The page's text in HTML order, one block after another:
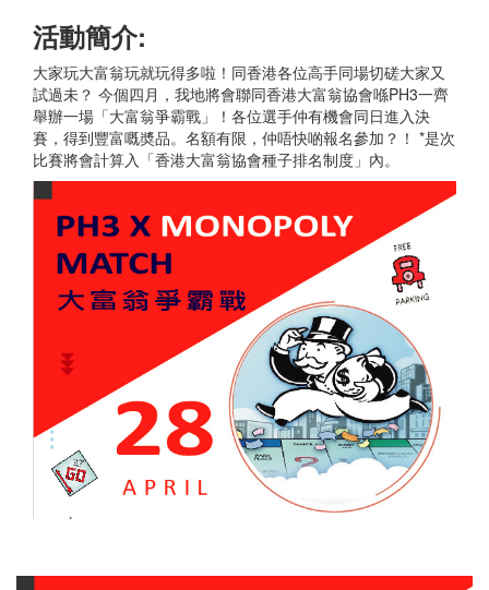
活動簡介:
大家玩大富翁玩就玩得多啦！同香港各位高手同場切磋大家又
試過未？ 今個四月，我地將會聯同香港大富翁協會喺PH3一齊
舉辦一場「大富翁爭霸戰」！各位選手仲有機會同日進入決
賽，得到豐富嘅奬品。名額有限，仲唔快啲報名參加？！ *是次
比賽將會計算入「香港大富翁協會種子排名制度」內。